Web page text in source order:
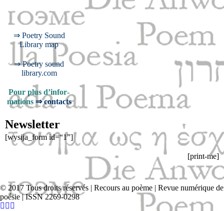
⇒ Poet­ry Sound
Library map
⇒ Poet­ry sound
library.com
Pour plus d’in­for­
ma­tions ⇒ con­tacts
Newsletter
[wysija_form id=“1”]
[print-me]
© 2017 Tous droits réservés | Recours au poème | Revue numérique de
poésie | ISSN 2269-0298
Facebook
X